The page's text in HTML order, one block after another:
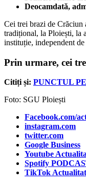
Deocamdată,
Cei trei brazi de Crăciun
tradițional, la Ploiești, la
instituție, independent
Prin urmare, cei
Citiți și: PUNCTUL
Foto: SGU Ploiești
Facebook.com/
instagram.com
twitter.com
Google Business
Youtube
Spotify
TikTok